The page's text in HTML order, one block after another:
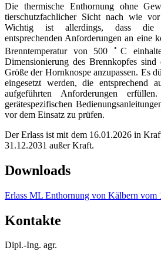
Die thermische Enthornung ohne
tierschutzfachlicher Sicht nach wie
Wichtig ist allerdings, dass die
entsprechenden Anforderungen an eine
Brenntemperatur von 500 ◦ C
Dimensionierung des Brennkopfes
Größe der Hornknospe anzupassen. Es
eingesetzt werden, die entsprechend
aufgeführten Anforderungen
gerätespezifischen
vor dem Einsatz zu prüfen.
Der Erlass ist mit dem 16.01.2026 in
31.12.2031 außer Kraft.
Downloads
Erlass ML Enthornung von Kälbern vom
Kontakte
Dipl.-Ing. agr.